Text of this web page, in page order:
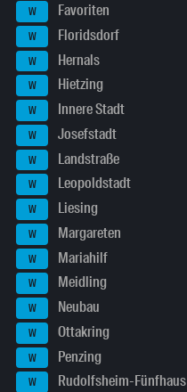
W Favoriten
W Floridsdorf
W Hernals
W Hietzing
W Innere Stadt
W Josefstadt
W Landstraße
W Leopoldstadt
W Liesing
W Margareten
W Mariahilf
W Meidling
W Neubau
W Ottakring
W Penzing
W Rudolfsheim-Fünfhaus